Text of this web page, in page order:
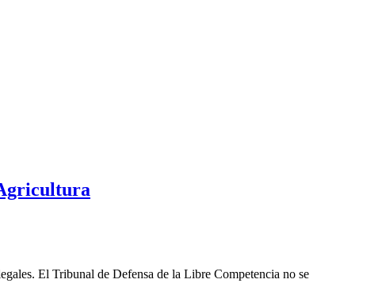
El Tribunal de Defensa de la Libre Competencia no se